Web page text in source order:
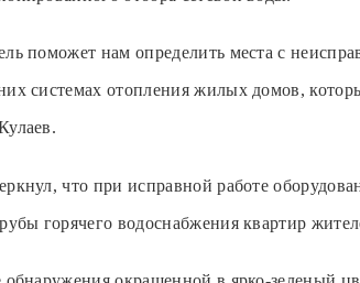
поможет нам определить места с
системах отопления жилых домов,
что при исправной работе
горячего водоснабжения квартир